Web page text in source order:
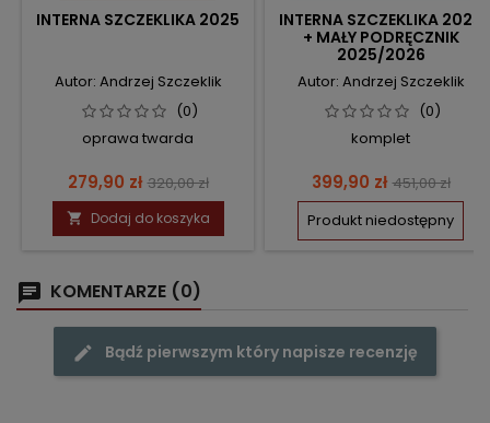
INTERNA SZCZEKLIKA 2025
Autor: Andrzej Szczeklik
(0)
oprawa twarda
Cena
279,90 zł Cena
podstawowa
320,00 zł
 Dodaj do koszyka
INTERNA SZCZEKLIKA 2025
+ MAŁY PODRĘCZNIK
2025/2026
Autor: Andrzej Szczeklik
(0)
komplet
Cena
399,90 zł Cena
451,00 zł
Produkt niedostępny
KOMENTARZE (0)
Bądź pierwszym który napisze recenzję